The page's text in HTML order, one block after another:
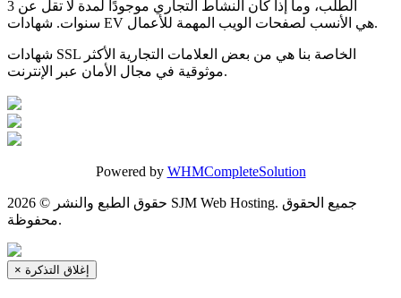
الطلب، وما إذا كان النشاط التجاري موجودًا لمدة لا تقل عن 3
سنوات. شهادات EV هي الأنسب لصفحات الويب المهمة للأعمال.
شهادات SSL الخاصة بنا هي من بعض العلامات التجارية الأكثر
موثوقية في مجال الأمان عبر الإنترنت.
Powered by WHMCompleteSolution
حقوق الطبع والنشر © 2026 SJM Web Hosting. جميع الحقوق
محفوظة.
× إغلاق التذكرة